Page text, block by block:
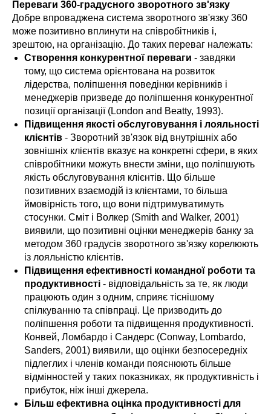
Переваги 360-градусного зворотного зв'язку
Добре впроваджена система зворотного зв'язку 360
може позитивно вплинути на співробітників і,
зрештою, на організацію. До таких переваг належать:
Створення конкурентної переваги - завдяки
тому, що система орієнтована на розвиток
лідерства, поліпшення поведінки керівників і
менеджерів призведе до поліпшення конкурентної
позиції організації (London and Beatty, 1993).
Підвищення якості обслуговування і лояльності
клієнтів - Зворотний зв'язок від внутрішніх або
зовнішніх клієнтів вказує на конкретні сфери, в яких
співробітники можуть внести зміни, що поліпшують
якість обслуговування клієнтів. Що більше
позитивних взаємодій із клієнтами, то більша
ймовірність того, що вони підтримуватимуть
стосунки. Сміт і Волкер (Smith and Walker, 2001)
виявили, що позитивні оцінки менеджерів банку за
методом 360 градусів зворотного зв'язку корелюють
із лояльністю клієнтів.
Підвищення ефективності командної роботи та
продуктивності - відповідальність за те, як люди
працюють один з одним, сприяє тіснішому
спілкуванню та співпраці. Це призводить до
поліпшення роботи та підвищення продуктивності.
Конвей, Ломбардо і Сандерс (Conway, Lombardo,
Sanders, 2001) виявили, що оцінки безпосередніх
підлеглих і членів команди пояснюють більше
відмінностей у таких показниках, як продуктивність і
прибуток, ніж інші джерела.
Більш ефективна оцінка продуктивності для